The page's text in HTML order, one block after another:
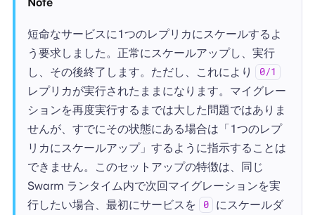
短命なサービスに1つのレプリカにスケールするよ
う要求しました。正常にスケールアップし、実行
し、その後終了します。ただし、これにより
0/1
レプリカが実行されたままになります。マイグレー
ションを再度実行するまでは大した問題ではありま
せんが、すでにその状態にある場合は「1つのレプ
リカにスケールアップ」するように指示することは
できません。このセットアップの特徴は、同じ
Swarm ランタイム内で次回マイグレーションを実
行したい場合、最初にサービスを
0
にスケールダ